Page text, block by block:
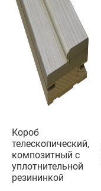
Короб
телескопический,
композитный с
уплотнительной
резининкой